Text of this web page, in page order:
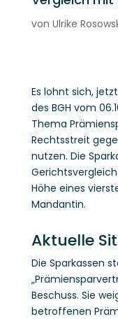
von Ulrike
Es lohnt sich,
des BGH vom
Thema
Rechtsstreit
nutzen. Die
Höhe eines
Mandantin.
Aktuelle
Die Sparkassen
Beschuss. Sie
betroffenen